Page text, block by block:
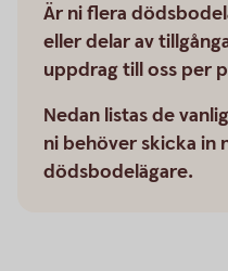
Är ni flera
eller delar av
uppdrag till oss per
Nedan listas de
ni behöver skicka in
dödsbodelägare.